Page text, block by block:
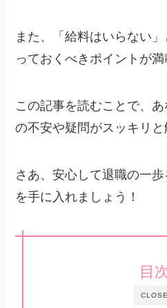
また、「給料はいらない
っておくべきポイントが満
この記事を読むことで、
の不安や疑問がスッキリと
さあ、安心して退職の一
を手に入れましょう！
CLOSE
目